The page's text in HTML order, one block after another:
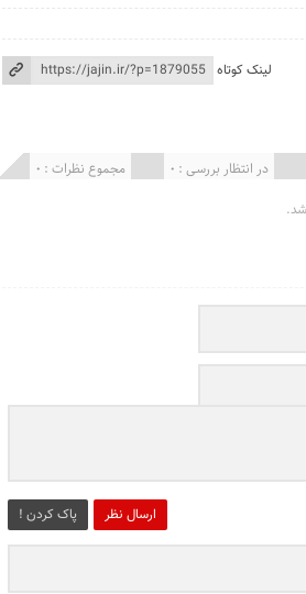
لینک کوتاه
مجموع نظرات : 0 در انتظار بررسی : 0
ارسال نظر پاک کردن !